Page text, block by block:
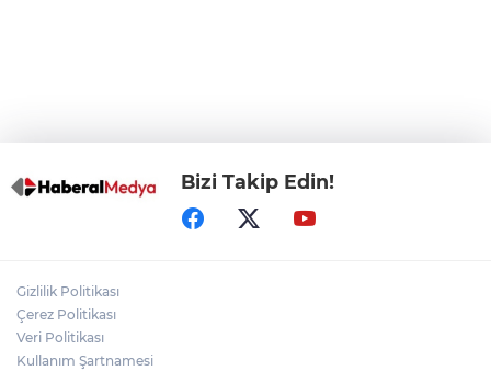
Bizi Takip Edin!
Gizlilik Politikası
Çerez Politikası
Veri Politikası
Kullanım Şartnamesi